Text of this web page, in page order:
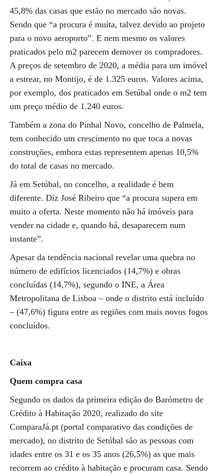
45,8% das casas que estão no mercado são novas.
Sendo que “a procura é muita, talvez devido ao projeto
para o novo aeroporto”. E nem mesmo os valores
praticados pelo m2 parecem demover os compradores.
A preços de setembro de 2020, a média para um imóvel
a estrear, no Montijo, é de 1.325 euros. Valores acima,
por exemplo, dos praticados em Setúbal onde o m2 tem
um preço médio de 1.240 euros.
Também a zona do Pinhal Novo, concelho de Palmela,
tem conhecido um crescimento no que toca a novas
construções, embora estas representem apenas 10,5%
do total de casas no mercado.
Já em Setúbal, no concelho, a realidade é bem
diferente. Diz José Ribeiro que “a procura supera em
muito a oferta. Neste momento não há imóveis para
vender na cidade e, quando há, desaparecem num
instante”.
Apesar da tendência nacional revelar uma quebra no
número de edifícios licenciados (14,7%) e obras
concluídas (14,7%), segundo o INE, a Área
Metropolitana de Lisboa – onde o distrito está incluído
– (47,6%) figura entre as regiões com mais novos fogos
concluídos.
Caixa
Quem compra casa
Segundo os dados da primeira edição do Barómetro de
Crédito à Habitação 2020, realizado do site
ComparaJá.pt (portal comparativo das condições de
mercado), no distrito de Setúbal são as pessoas com
idades entre os 31 e os 35 anos (26,5%) as que mais
recorrem ao crédito à habitação e procuram casa. Sendo